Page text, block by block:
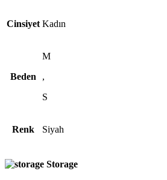
Cinsiyet Kadın
Beden
M
,
S
Renk Siyah
Storage